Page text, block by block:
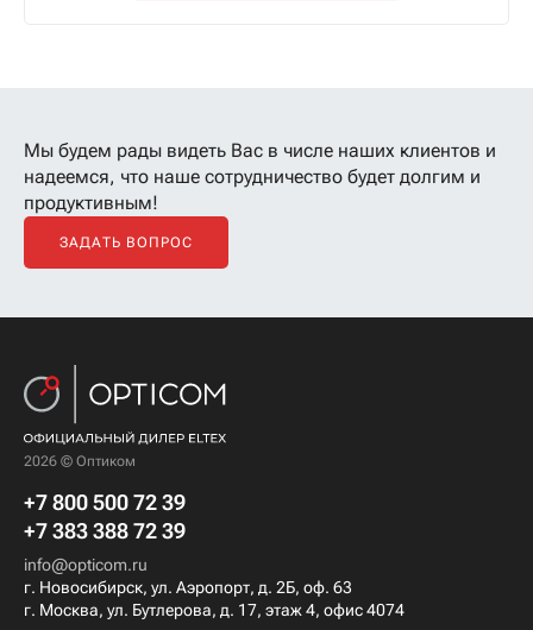
Мы будем рады видеть Вас в числе наших клиентов и
надеемся, что наше сотрудничество будет долгим и
продуктивным!
ЗАДАТЬ ВОПРОС
2026 © Оптиком
+7 800 500 72 39
+7 383 388 72 39
info@opticom.ru
г. Новосибирск, ул. Аэропорт, д. 2Б, оф. 63
г. Москва, ул. Бутлерова, д. 17, этаж 4, офис 4074